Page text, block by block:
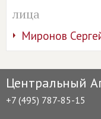
лица
Миронов
Центральный
+7 (495) 787-85-15